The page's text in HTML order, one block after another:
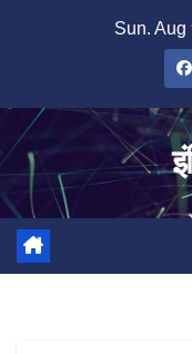
Sun. Aug